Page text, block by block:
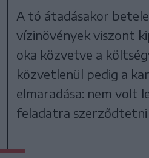
A tó átadásakor
vízinövények viszont
oka közvetve a
közvetlenül pedig a
elmaradása: nem volt
feladatra szerződtetni